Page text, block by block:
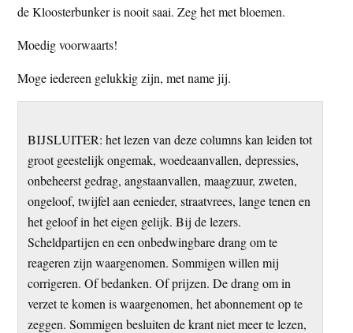
de Kloosterbunker is nooit saai. Zeg het met bloemen.
Moedig voorwaarts!
Moge iedereen gelukkig zijn, met name jij.
BIJSLUITER: het lezen van deze columns kan leiden tot
groot geestelijk ongemak, woedeaanvallen, depressies,
onbeheerst gedrag, angstaanvallen, maagzuur, zweten,
ongeloof, twijfel aan eenieder, straatvrees, lange tenen en
het geloof in het eigen gelijk. Bij de lezers.
Scheldpartijen en een onbedwingbare drang om te
reageren zijn waargenomen. Sommigen willen mij
corrigeren. Of bedanken. Of prijzen. De drang om in
verzet te komen is waargenomen, het abonnement op te
zeggen. Sommigen besluiten de krant niet meer te lezen,